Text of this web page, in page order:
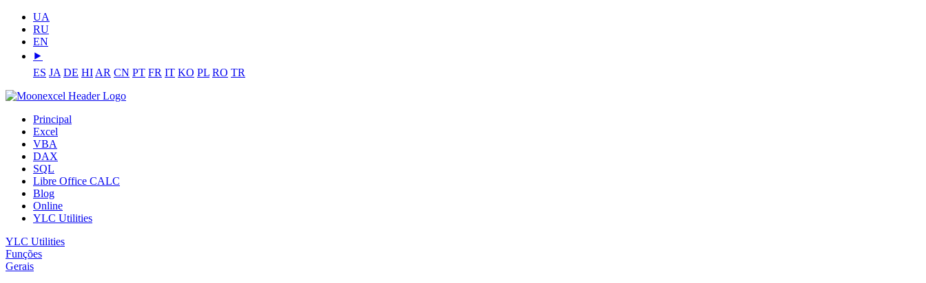
UA
RU
EN
⯈
ES JA DE HI AR CN PT FR IT KO PL RO TR
Principal
Excel
VBA
DAX
SQL
Libre Office CALC
Blog
Online
YLC Utilities
YLC Utilities
Funções
Gerais